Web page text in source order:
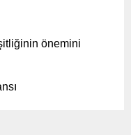
önemini